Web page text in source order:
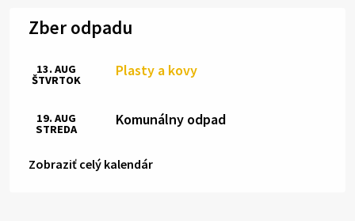
Zber odpadu
Plasty a kovy
13. AUG
ŠTVRTOK
Komunálny odpad
19. AUG
STREDA
Zobraziť celý kalendár